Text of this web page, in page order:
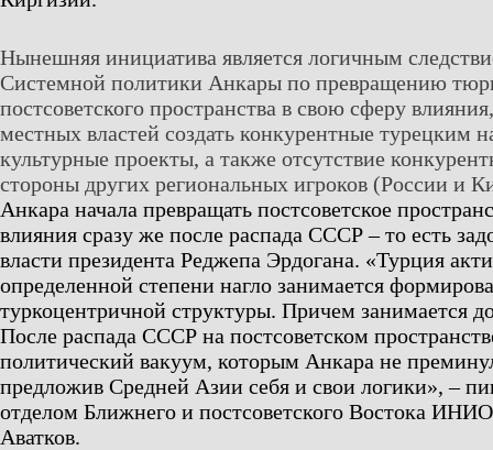
Нынешняя инициатива является логичным
Системной политики Анкары по превращению
постсоветского пространства в свою сферу
местных властей создать конкурентные турецким
культурные проекты, а также отсутствие
стороны других региональных игроков (России и
Анкара начала превращать постсоветское
влияния сразу же после распада СССР – то есть
власти президента Реджепа Эрдогана. «Турция
определенной степени нагло занимается
туркоцентричной структуры. Причем занимается
После распада СССР на постсоветском
политический вакуум, которым Анкара не
предложив Средней Азии себя и свои логики», –
отделом Ближнего и постсоветского Востока
Аватков.